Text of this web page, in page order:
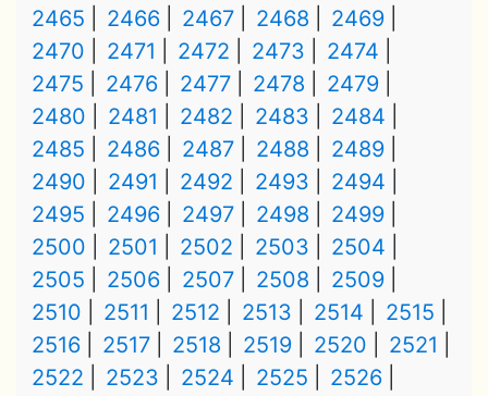
2465
2466 2467 2468
2469
2470
2471 2472 2473
2474
2475
2476 2477 2478
2479
2480
2481 2482 2483
2484
2485
2486 2487 2488
2489
2490
2491 2492 2493
2494
2495
2496 2497 2498
2499
2500
2501 2502 2503
2504
2505
2506 2507 2508
2509
2510
2511 2512 2513 2514
2515
2516
2517 2518 2519 2520
2521
2522
2523 2524 2525
2526